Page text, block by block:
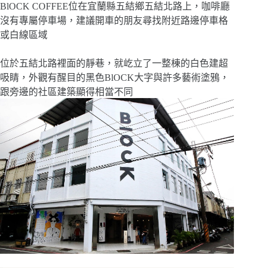
BlOCK COFFEE位在宜蘭縣五結鄉五結北路上，咖啡廳
沒有專屬停車場，建議開車的朋友尋找附近路邊停車格
或白線區域
位於五結北路裡面的靜巷，就屹立了一整棟的白色建超
吸睛，外觀有醒目的黑色BlOCK大字與許多藝術塗鴉，
跟旁邊的社區建築顯得相當不同